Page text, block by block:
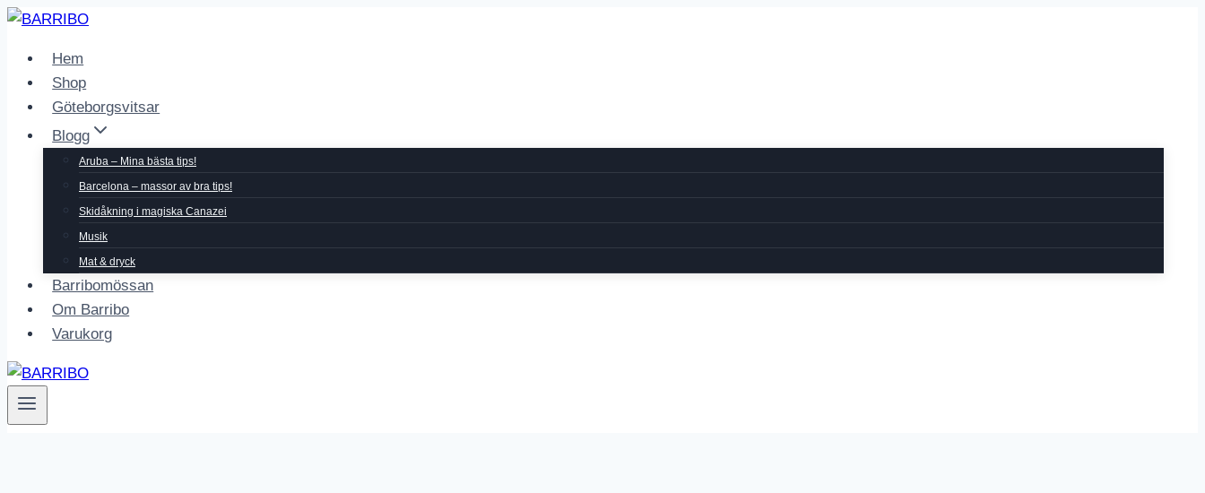
Skip
contentHem
Shop
Göteborgsvitsar
Blogg
Aruba – Mina bästa tips!
Barcelona – massor av bra tips!
Skidåkning i magiska Canazei
Musik
Mat & dryck
Barribomössan
Om Barribo
Varukorg